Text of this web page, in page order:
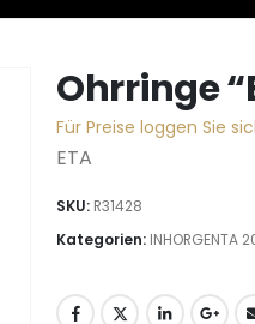
Ohrringe
Für Preise loggen Sie
ETA
SKU: R31428
Kategorien: INHORGENTA